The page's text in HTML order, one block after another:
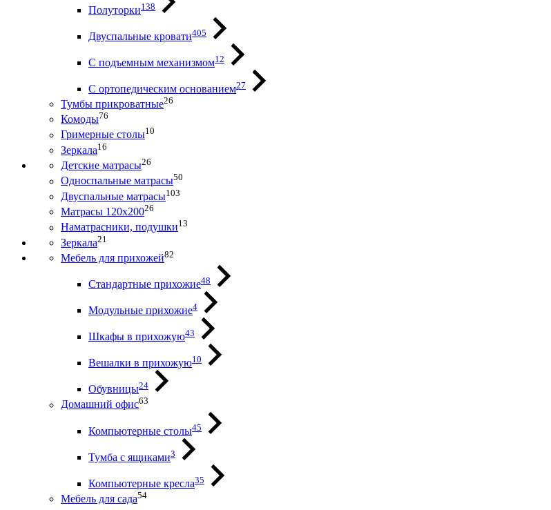
Полуторки138
Двуспальные кровати405
С подъемным механизмом12
С ортопедическим основанием27
Тумбы прикроватные26
Комоды76
Гримерные столы10
Зеркала16
Детские матрасы26
Односпальные матрасы50
Двуспальные матрасы103
Матрасы 120х20026
Наматрасники, подушки13
Зеркала21
Мебель для прихожей82
Стандартные прихожие48
Модульные прихожие4
Шкафы в прихожую43
Вешалки в прихожую10
Обувницы24
Домашний офис63
Компьютерные столы45
Тумба с ящиками3
Компьютерные кресла35
Мебель для сада54